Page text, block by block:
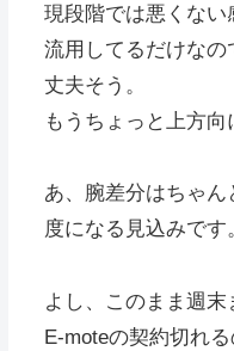
現段階では悪くな
流用してるだけな
丈夫そう。
もうちょっと上方向
あ、腕差分はちゃ
度になる見込みです
よし、このまま週末
E-moteの契約切れ